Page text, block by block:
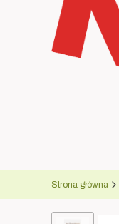
Strona główna